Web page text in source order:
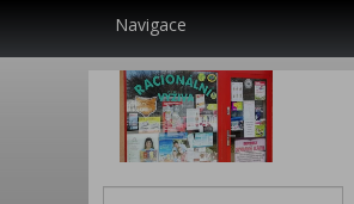
Navigace